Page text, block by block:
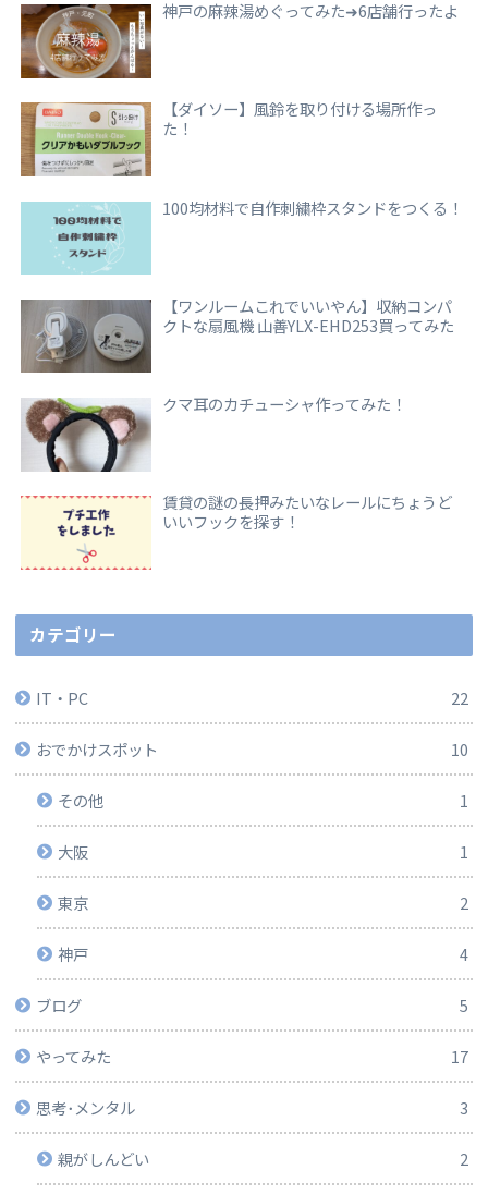
神戸の麻辣湯めぐってみた➜6店舗行ったよ
【ダイソー】風鈴を取り付ける場所作っ
た！
100均材料で自作刺繍枠スタンドをつくる！
【ワンルームこれでいいやん】収納コンパ
クトな扇風機 山善YLX-EHD253買ってみた
クマ耳のカチューシャ作ってみた！
賃貸の謎の長押みたいなレールにちょうど
いいフックを探す！
カテゴリー
IT・PC 22
おでかけスポット 10
その他 1
大阪 1
東京 2
神戸 4
ブログ 5
やってみた 17
思考･メンタル 3
親がしんどい 2